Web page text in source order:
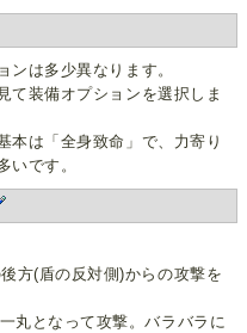
ンは多少異なります。
て装備オプションを選択しま
本は「全身致命」で、力寄り
いです。
方(盾の反対側)からの攻撃を
丸となって攻撃。バラバラに